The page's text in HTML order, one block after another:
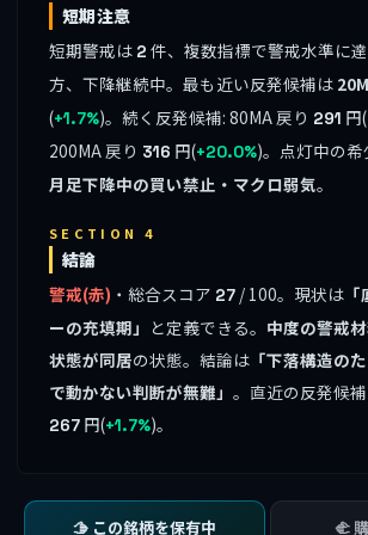
短期注意
短期警戒は 2 件、複数指標で警戒水準に
方、下降継続中。最も近い反発候補は
(+1.7%)。続く反発候補: 80MA 戻り 291 円(
200MA 戻り 316 円(+20.0%)。点灯中の
月足下降中の買い禁止・マクロ弱気。
SECTION 4
結論
警戒(赤) ・総合スコア 27 / 100。現状は
ーの充填期」 と定義できる。 中度の警戒
状態が同居の状態。結論は 「下落構造の
で動かない判断が無難」 。直近の反発候
267 円(+1.7%)。
🫱 この銘柄を保有中 🫲